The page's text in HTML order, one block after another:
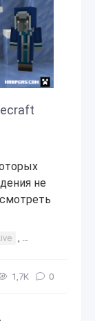
не
, аддог
1,7К 0